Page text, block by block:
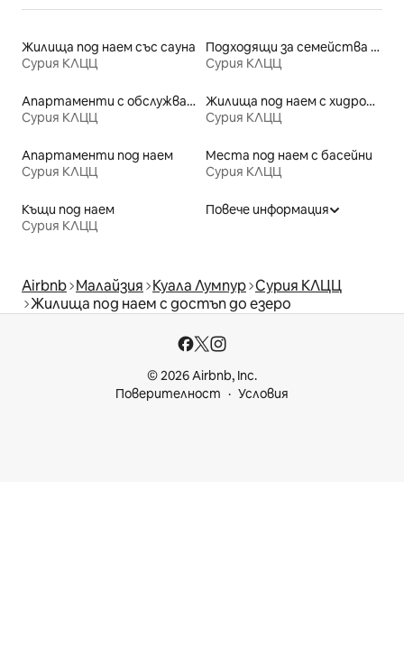
Жилища под наем със сауна
Сурия КЛЦЦ
Подходящи за семейства места под наем
Сурия КЛЦЦ
Апартаменти с обслужване под наем
Сурия КЛЦЦ
Жилища под наем с хидромасажна вана
Сурия КЛЦЦ
Апартаменти под наем
Сурия КЛЦЦ
Места под наем с басейни
Сурия КЛЦЦ
Къщи под наем
Сурия КЛЦЦ
Повече информация
Airbnb Малайзия Куала Лумпур Сурия КЛЦЦ
Жилища под наем с достъп до езеро
© 2026 Airbnb, Inc.
Поверителност
Условия